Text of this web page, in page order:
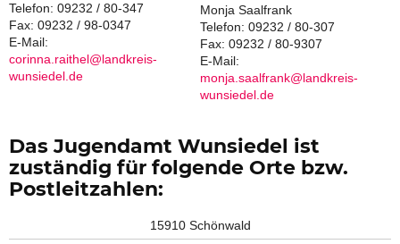
Telefon: 09232 / 80-347
Fax: 09232 / 98-0347
E-Mail:
corinna.raithel@landkreis-
wunsiedel.de
Monja Saalfrank
Telefon: 09232 / 80-307
Fax: 09232 / 80-9307
E-Mail:
monja.saalfrank@landkreis-
wunsiedel.de
Das Jugendamt Wunsiedel ist
zuständig für folgende Orte bzw.
Postleitzahlen:
15910 Schönwald